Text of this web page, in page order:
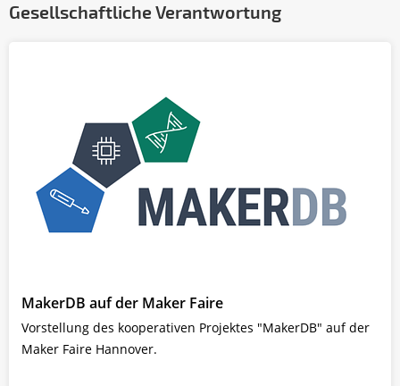
Gesellschaftliche Verantwortung
MakerDB auf der Maker Faire
Vorstellung des kooperativen Projektes "MakerDB" auf der
Maker Faire Hannover.